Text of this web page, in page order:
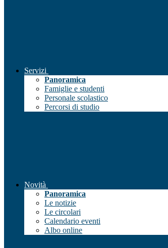
Servizi
Panoramica
Famiglie e studenti
Personale scolastico
Percorsi di studio
Novità
Panoramica
Le notizie
Le circolari
Calendario eventi
Albo online